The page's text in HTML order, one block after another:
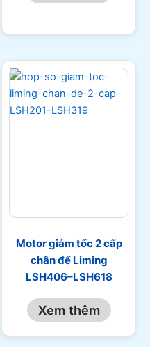
Motor giảm tốc 2 cấp
chân đế Liming
LSH406–LSH618
Xem thêm